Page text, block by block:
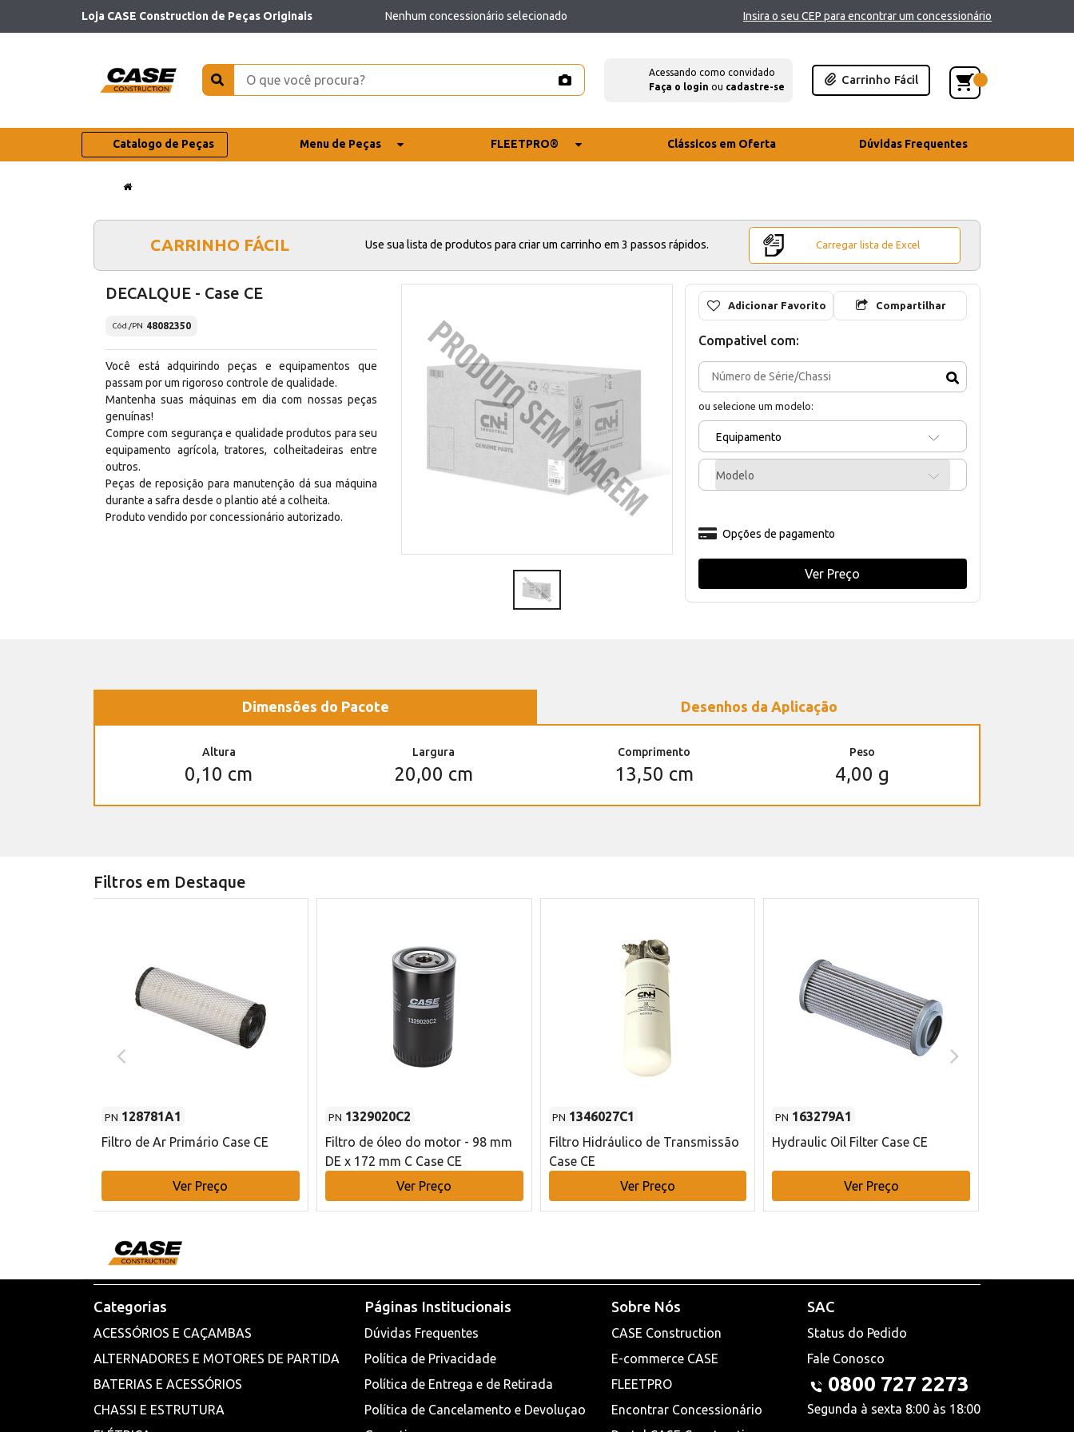
Loja CASE Construction de Peças Originais Nenhum concessionário selecionado Insira o seu CEP para encontrar um concessionário
Acessando como convidado
Faça o login ou cadastre-se
Carrinho Fácil
Catalogo de Peças Menu de Peças FLEETPRO® Clássicos em Oferta Dúvidas Frequentes
CARRINHO FÁCIL Use sua lista de produtos para criar um carrinho em 3 passos rápidos. Carregar lista de Excel
DECALQUE - Case CE
Cód./PN 48082350
Você está adquirindo peças e equipamentos que
passam por um rigoroso controle de qualidade.
Mantenha suas máquinas em dia com nossas peças
genuínas!
Compre com segurança e qualidade produtos para seu
equipamento agrícola, tratores, colheitadeiras entre
outros.
Peças de reposição para manutenção dá sua máquina
durante a safra desde o plantio até a colheita.
Produto vendido por concessionário autorizado.
Adicionar Favorito Compartilhar
Compativel com:
ou selecione um modelo:
Equipamento
Modelo
Opções de pagamento
Ver Preço
Dimensões do Pacote Desenhos da Aplicação
Altura
0,10 cm
Largura
20,00 cm
Comprimento
13,50 cm
Peso
4,00 g
Filtros em Destaque
PN 128781A1
Filtro de Ar Primário Case CE
Ver Preço
PN 1329020C2
Filtro de óleo do motor - 98 mm
DE x 172 mm C Case CE
Ver Preço
PN 1346027C1
Filtro Hidráulico de Transmissão
Case CE
Ver Preço
PN 163279A1
Hydraulic Oil Filter Case CE
Ver Preço
Categorias
ACESSÓRIOS E CAÇAMBAS
ALTERNADORES E MOTORES DE PARTIDA
BATERIAS E ACESSÓRIOS
CHASSI E ESTRUTURA
Páginas Institucionais
Dúvidas Frequentes
Política de Privacidade
Política de Entrega e de Retirada
Política de Cancelamento e Devoluçao
Sobre Nós
CASE Construction
E-commerce CASE
FLEETPRO
Encontrar Concessionário
SAC
Status do Pedido
Fale Conosco
0800 727 2273
Segunda à sexta 8:00 às 18:00